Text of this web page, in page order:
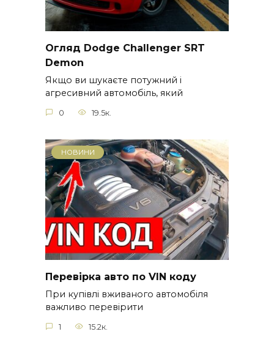
Огляд Dodge Challenger SRT
Demon
Якщо ви шукаєте потужний і
агресивний автомобіль, який
0 19.5к.
НОВИНИ
Перевірка авто по VIN коду
При купівлі вживаного автомобіля
важливо перевірити
1 15.2к.